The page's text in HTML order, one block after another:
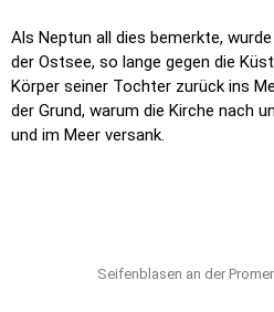
Als Neptun all dies bemerkte,
der Ostsee, so lange gegen die
Körper seiner Tochter zurück ins
der Grund, warum die Kirche nach
und im Meer versank.
Seifenblasen an der